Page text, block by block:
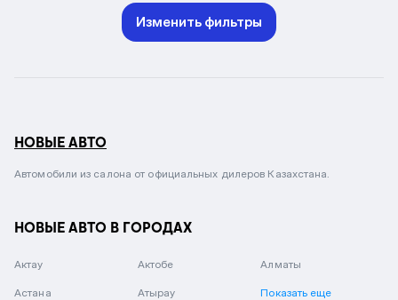
Изменить фильтры
НОВЫЕ АВТО
Автомобили из салона от официальных дилеров Казахстана.
НОВЫЕ АВТО В ГОРОДАХ
Актау Актобе Алматы
Астана Атырау Показать еще